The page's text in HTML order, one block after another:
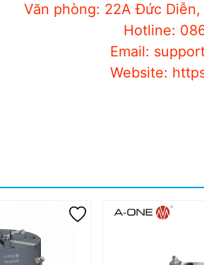
Văn phòng: 22A Đức
Hotline:
Email:
Website: